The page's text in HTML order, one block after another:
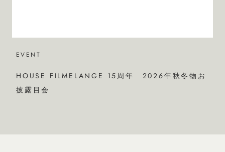
EVENT
HOUSE FILMELANGE 15周年 2026年秋冬物お
披露目会